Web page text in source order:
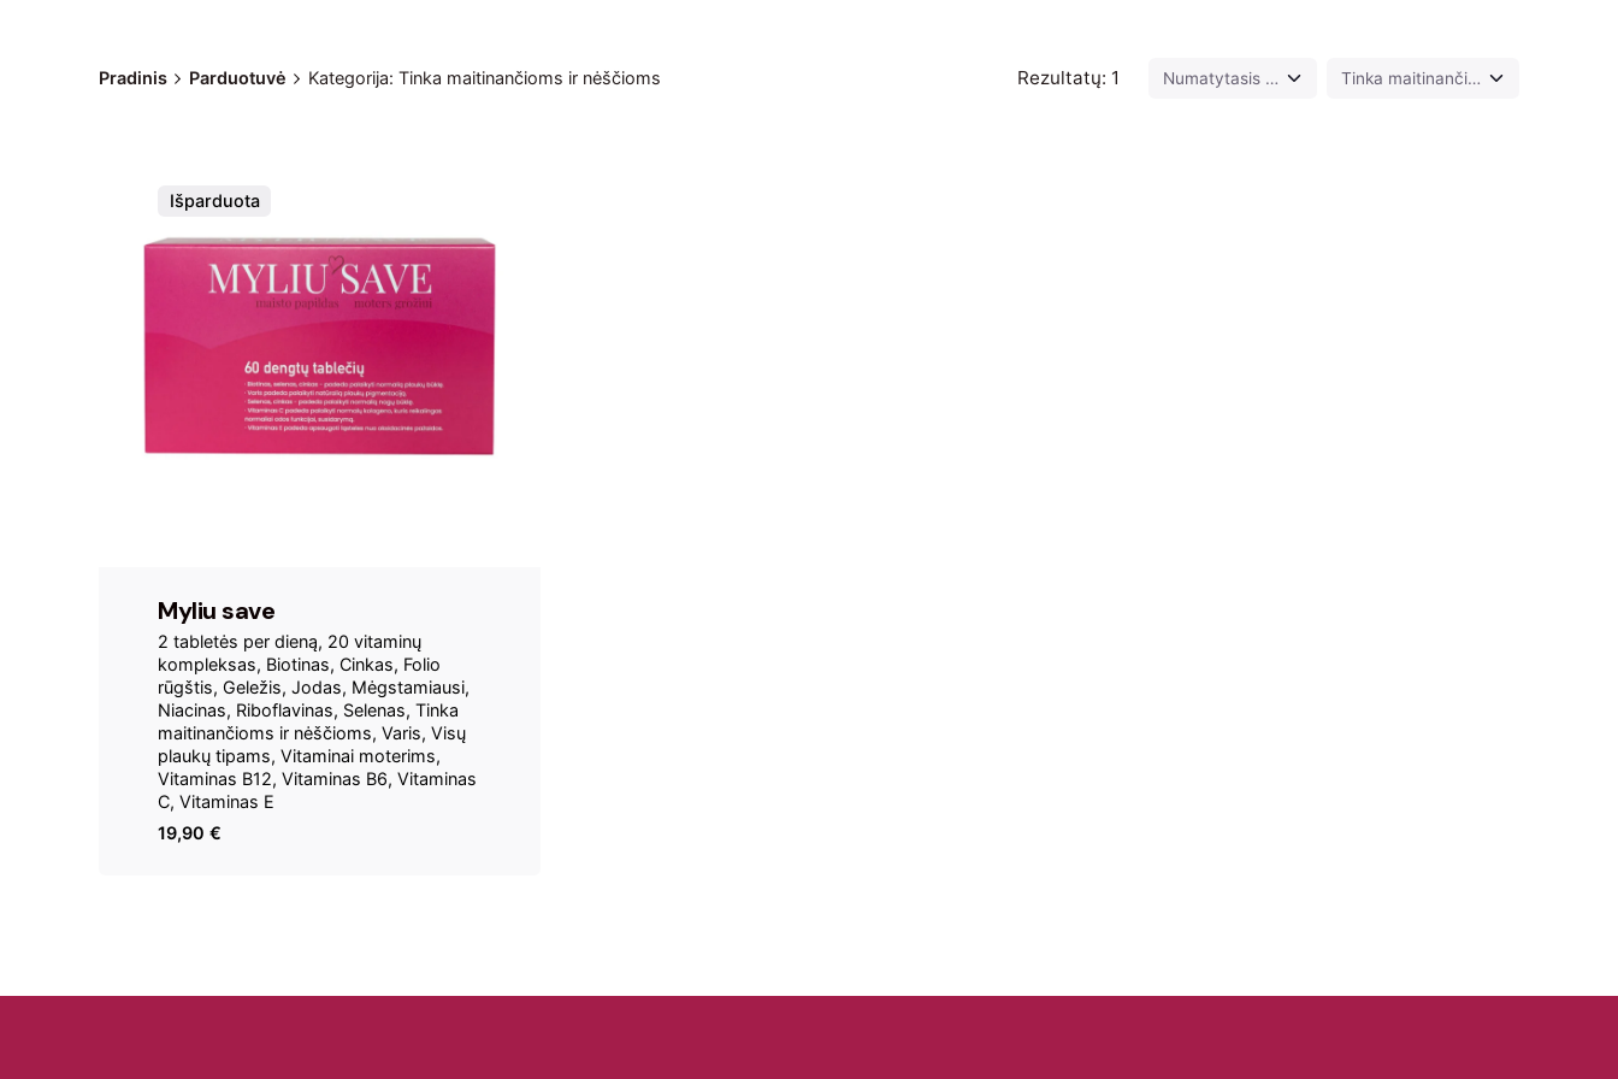
Pradinis Parduotuvė Kategorija: Tinka maitinančioms ir nėščioms Rezultatų: 1
Išparduota
Myliu save
2 tabletės per dieną 20 vitaminų
kompleksas Biotinas Cinkas Folio
rūgštis Geležis Jodas Mėgstamiausi
Niacinas Riboflavinas Selenas Tinka
maitinančioms ir nėščioms Varis Visų
plaukų tipams Vitaminai moterims
Vitaminas B12 Vitaminas B6 Vitaminas
C Vitaminas E
19,90€